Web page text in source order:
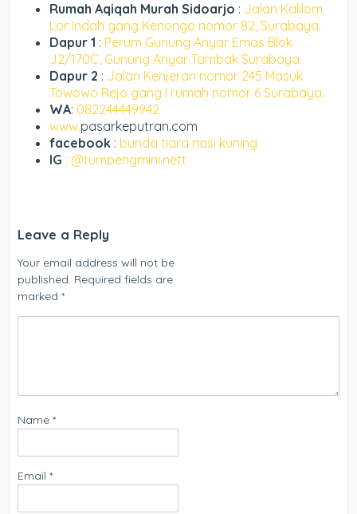
Rumah Aqiqah Murah Sidoarjo : Jalan Kalilom
Lor Indah gang Kenongo nomor 82, Surabaya.
Dapur 1 : Perum Gunung Anyar Emas Blok
J2/170C, Gunung Anyar Tambak Surabaya.
Dapur 2 : Jalan Kenjeran nomor 245 Masuk
Towowo Rejo gang I rumah nomor 6 Surabaya.
WA: 082244449942
www.pasarkeputran.com
facebook : bunda tiara nasi kuning
IG : @tumpengmini.nett
Leave a Reply
Your email address will not be
published. Required fields are
marked*
Name*
Email*